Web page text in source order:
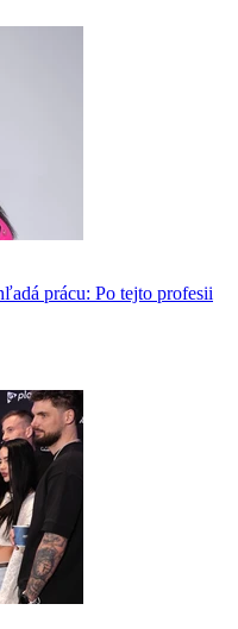
prácu: Po tejto profesii